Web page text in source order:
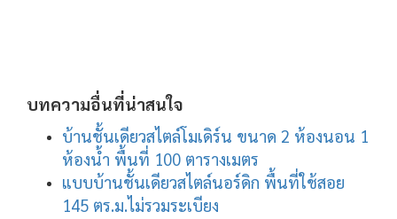
บทความอื่นที่น่าสนใจ
บ้านชั้นเดียวสไตล์โมเดิร์น ขนาด 2 ห้องนอน 1
ห้องน้ำ พื้นที่ 100 ตารางเมตร
แบบบ้านชั้นเดียวสไตล์นอร์ดิก พื้นที่ใช้สอย
145 ตร.ม.ไม่รวมระเบียง